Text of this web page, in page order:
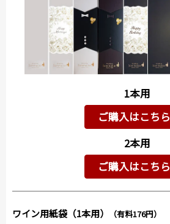
1本用
ご購入はこちら
2本用
ご購入はこちら
ワイン用紙袋（1本用） （有料176円）